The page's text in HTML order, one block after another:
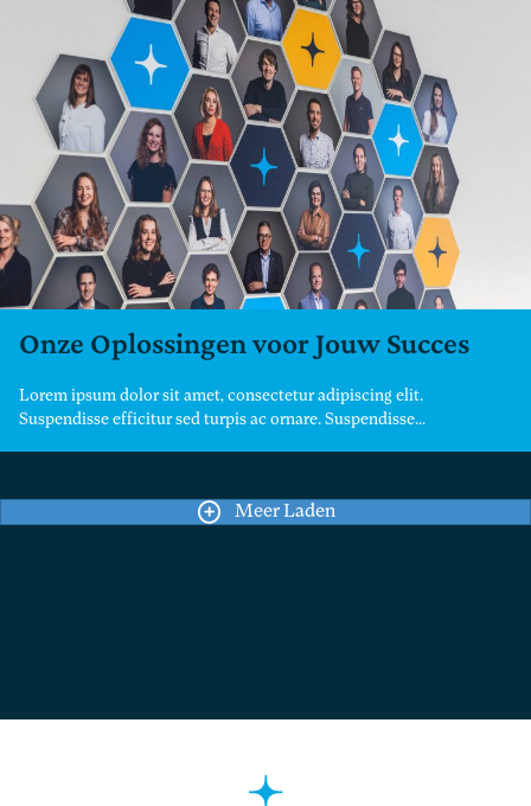
Onze Oplossingen voor Jouw Succes
Lorem ipsum dolor sit amet, consectetur adipiscing elit.
Suspendisse efficitur sed turpis ac ornare. Suspendisse…
Meer Laden